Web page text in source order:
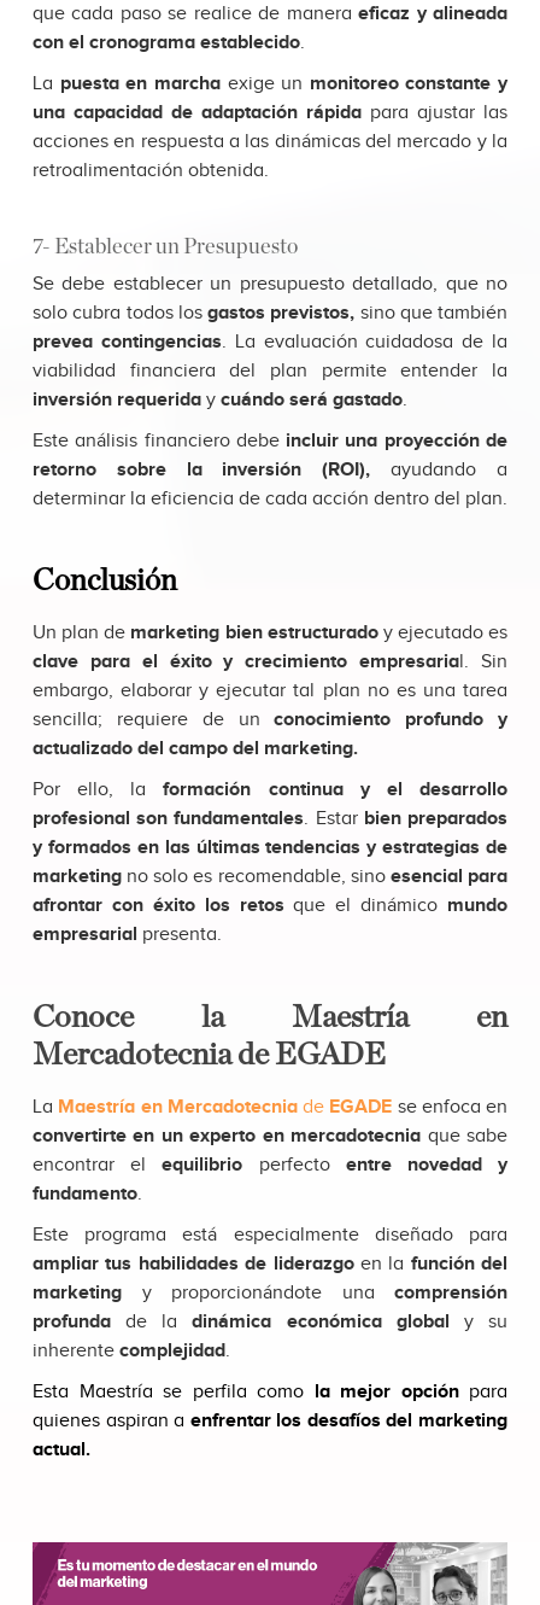
que cada paso se realice de manera eficaz y alineada
con el cronograma establecido.
La puesta en marchaexige un monitoreo constante y
una capacidad de adaptación rápida para ajustar las
acciones en respuesta a las dinámicas del mercado y la
retroalimentación obtenida.
7- Establecer un Presupuesto
Se debe establecer un presupuesto detallado, que no
solo cubra todos los gastos previstos, sino que también
prevea contingencias. La evaluación cuidadosa de la
viabilidad financiera del plan permite entender la
inversión requerida y cuándo será gastado.
Este análisis financiero debe incluir una proyección de
retorno sobre la inversión (ROI),ayudando a
determinar la eficiencia de cada acción dentro del plan.
Conclusión
Un plan de marketing bien estructurado y ejecutado es
clave para el éxito y crecimiento empresarial. Sin
embargo, elaborar y ejecutar tal plan no es una tarea
sencilla; requiere de unconocimiento profundo y
actualizado del campo del marketing.
Por ello, laformación continua y el desarrollo
profesional son fundamentales. Estar bien preparados
y formados en las últimas tendencias y estrategias de
marketing no solo es recomendable, sino esencial para
afrontar con éxito los retos que el dinámico mundo
empresarial presenta.
Conoce la Maestría en
Mercadotecnia de EGADE
La Maestría en Mercadotecniade EGADE se enfoca en
convertirte en un experto en mercadotecnia que sabe
encontrar elequilibrio perfecto entre novedad y
fundamento.
Este programa está especialmente diseñado para
ampliar tus habilidades de liderazgoen la función del
marketing y proporcionándote una comprensión
profunda de ladinámica económica global y su
inherente complejidad.
Esta Maestría se perfila como la mejor opciónpara
quienes aspiran a enfrentar los desafíos del marketing
actual.